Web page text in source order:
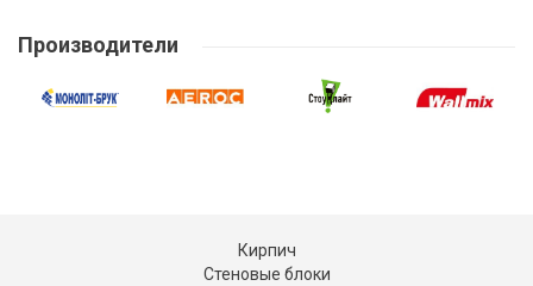
Производители
Кирпич
Стеновые блоки